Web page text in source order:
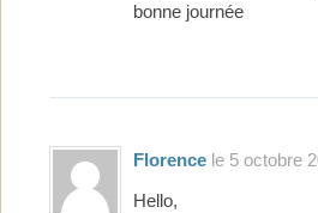
bonne journée
Florence le 5 octobre
Hello,